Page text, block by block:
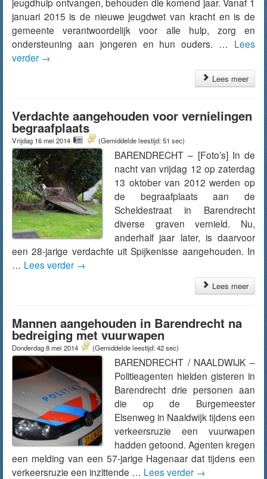
januari 2015 is de nieuwe jeugdwet van kracht en is de
gemeente verantwoordelijk voor alle hulp, zorg en
ondersteuning aan jongeren en hun ouders. … Lees
verder →
Lees meer
Verdachte aangehouden voor vernielingen
begraafplaats
Vrijdag 16 mei 2014 (Gemiddelde leestijd: 51 sec)
BARENDRECHT – [Foto’s] In de
nacht van vrijdag 12 op zaterdag
13 oktober van 2012 werden op
de begraafplaats aan de
Scheldestraat in Barendrecht
diverse graven vernield. Nu,
anderhalf jaar later, is daarvoor
een 28-jarige verdachte uit Spijkenisse aangehouden. In
… Lees verder →
Lees meer
Mannen aangehouden in Barendrecht na
bedreiging met vuurwapen
Donderdag 8 mei 2014 (Gemiddelde leestijd: 42 sec)
BARENDRECHT / NAALDWIJK –
Politieagenten hielden gisteren in
Barendrecht drie personen aan
die op de Burgemeester
Elsenweg in Naaldwijk tijdens een
verkeersruzie een vuurwapen
hadden getoond. Agenten kregen
een melding van een 57-jarige Hagenaar dat tijdens een
verkeersruzie een inzittende … Lees verder →